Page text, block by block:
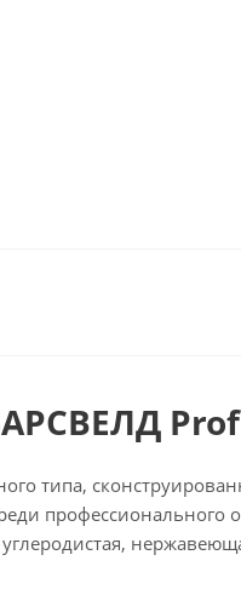
Profi
типа,
профессионального